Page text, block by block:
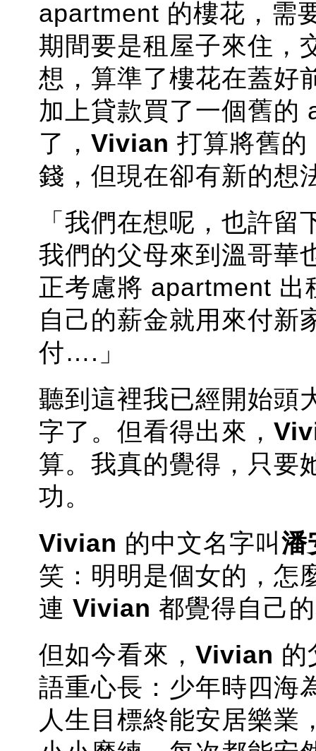
apartment 的樓花，需
期間要是租屋子來住，
想，算準了樓花在蓋好
加上貸款買了一個舊的
了， Vivian 打算將舊
錢，但現在卻有新的想
「我們在想呢，也許
我們的父母來到溫哥華
正考慮將 apartment 出
自己的薪金就用來付新
付….」
聽到這裡我已經開始頭
字了。但看得出來，
算。我真的覺得，只要
功。
Vivian 的中文名字叫 潘
笑：明明是個女的，怎
連 Vivian 都覺得自己
但如今看來， Vivian 的
語重心長：少年時四海
人生目標終能安居樂業